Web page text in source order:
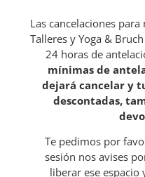
Las cancelaciones para
Talleres y Yoga &
24 horas de
mínimas de
dejará cancelar y
descontadas,
Te pedimos por
sesión nos avises
liberar ese